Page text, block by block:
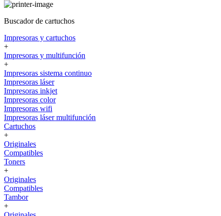
Buscador de cartuchos
Impresoras y cartuchos
+
Impresoras y multifunción
+
Impresoras sistema continuo
Impresoras láser
Impresoras inkjet
Impresoras color
Impresoras wifi
Impresoras láser multifunción
Cartuchos
+
Originales
Compatibles
Toners
+
Originales
Compatibles
Tambor
+